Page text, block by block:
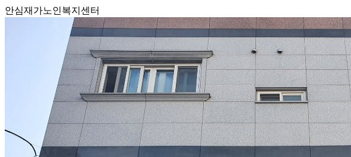
안심재가노인복지센터